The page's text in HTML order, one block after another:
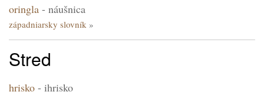
oringla - náušnica
západniarsky slovník
Stred
hrisko - ihrisko